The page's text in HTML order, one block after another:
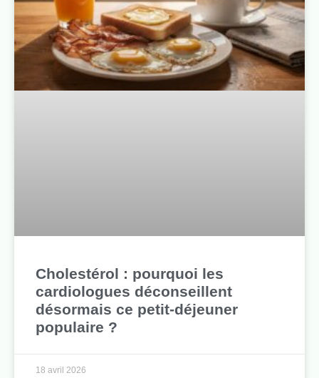
Cholestérol : pourquoi les
cardiologues déconseillent
désormais ce petit-déjeuner
populaire ?
18 avril 2026